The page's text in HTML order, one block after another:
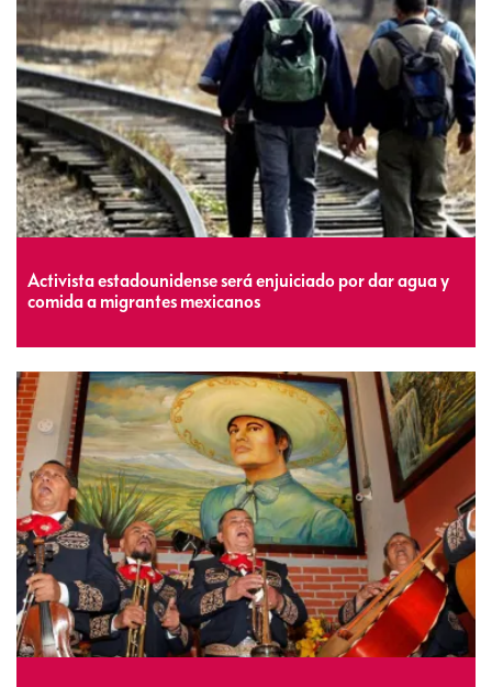
Activista estadounidense será enjuiciado por dar agua y
comida a migrantes mexicanos